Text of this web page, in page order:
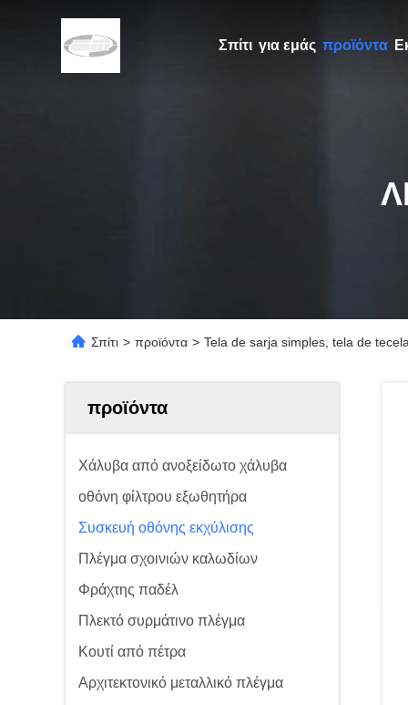
Σπίτι για εμάς προϊόντα
Σπίτι > προϊόντα > Tela de sarja simples, tela de
προϊόντα
Χάλυβα από ανοξείδωτο χάλυβα
οθόνη φίλτρου εξωθητήρα
Συσκευή οθόνης εκχύλισης
Πλέγμα σχοινιών καλωδίων
Φράχτης παδέλ
Πλεκτό συρμάτινο πλέγμα
Κουτί από πέτρα
Αρχιτεκτονικό μεταλλικό πλέγμα